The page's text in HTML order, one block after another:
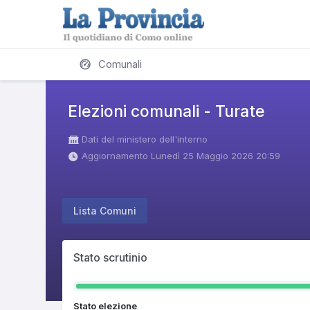
Comunali
Elezioni comunali - Turate
Dati del ministero dell'interno
Aggiornamento Lunedì 25 Maggio 2026 20:59
Lista Comuni
Stato scrutinio
Stato elezione